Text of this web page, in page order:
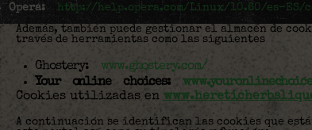
Opera:
http://help.opera.com/Linux/10.60/es-ES/
Además, también puede gestionar el almacén de
través de herramientas como las siguientes
Ghostery:www.ghostery.com/
Your online choices:
Cookies utilizadas en
A continuación se identifican las cookies que